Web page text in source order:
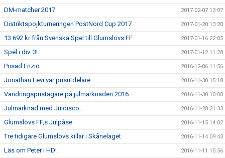
DM-matcher 2017 2017-02-07 13:07
Distriktspojkturneringen PostNord Cup 2017 2017-01-20 13:20
13 692 kr från Svenska Spel till Glumslövs FF 2017-01-16 22:05
Spel i div. 3! 2017-01-12 11:28
Prisad Enzio 2016-12-06 11:56
Jonathan Levi var prisutdelare 2016-11-30 15:18
Vandringspristagare på julmarknaden 2016 2016-11-30 10:00
Julmarknad med Juldisco… 2016-11-28 21:33
Glumslövs FF,s Julpåse 2016-11-15 14:02
Tre tidigare Glumslövs killar i Skånelaget 2016-11-14 09:43
Läs om Peter i HD! 2016-11-11 15:56